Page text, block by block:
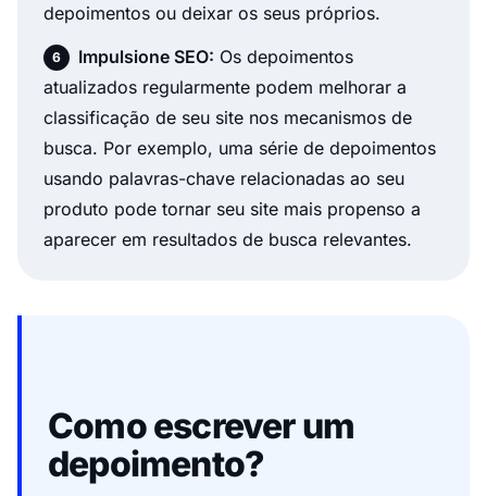
depoimentos ou deixar os seus próprios.
Impulsione SEO: Os depoimentos
atualizados regularmente podem melhorar a
classificação de seu site nos mecanismos de
busca. Por exemplo, uma série de depoimentos
usando palavras-chave relacionadas ao seu
produto pode tornar seu site mais propenso a
aparecer em resultados de busca relevantes.
Como escrever um
depoimento?